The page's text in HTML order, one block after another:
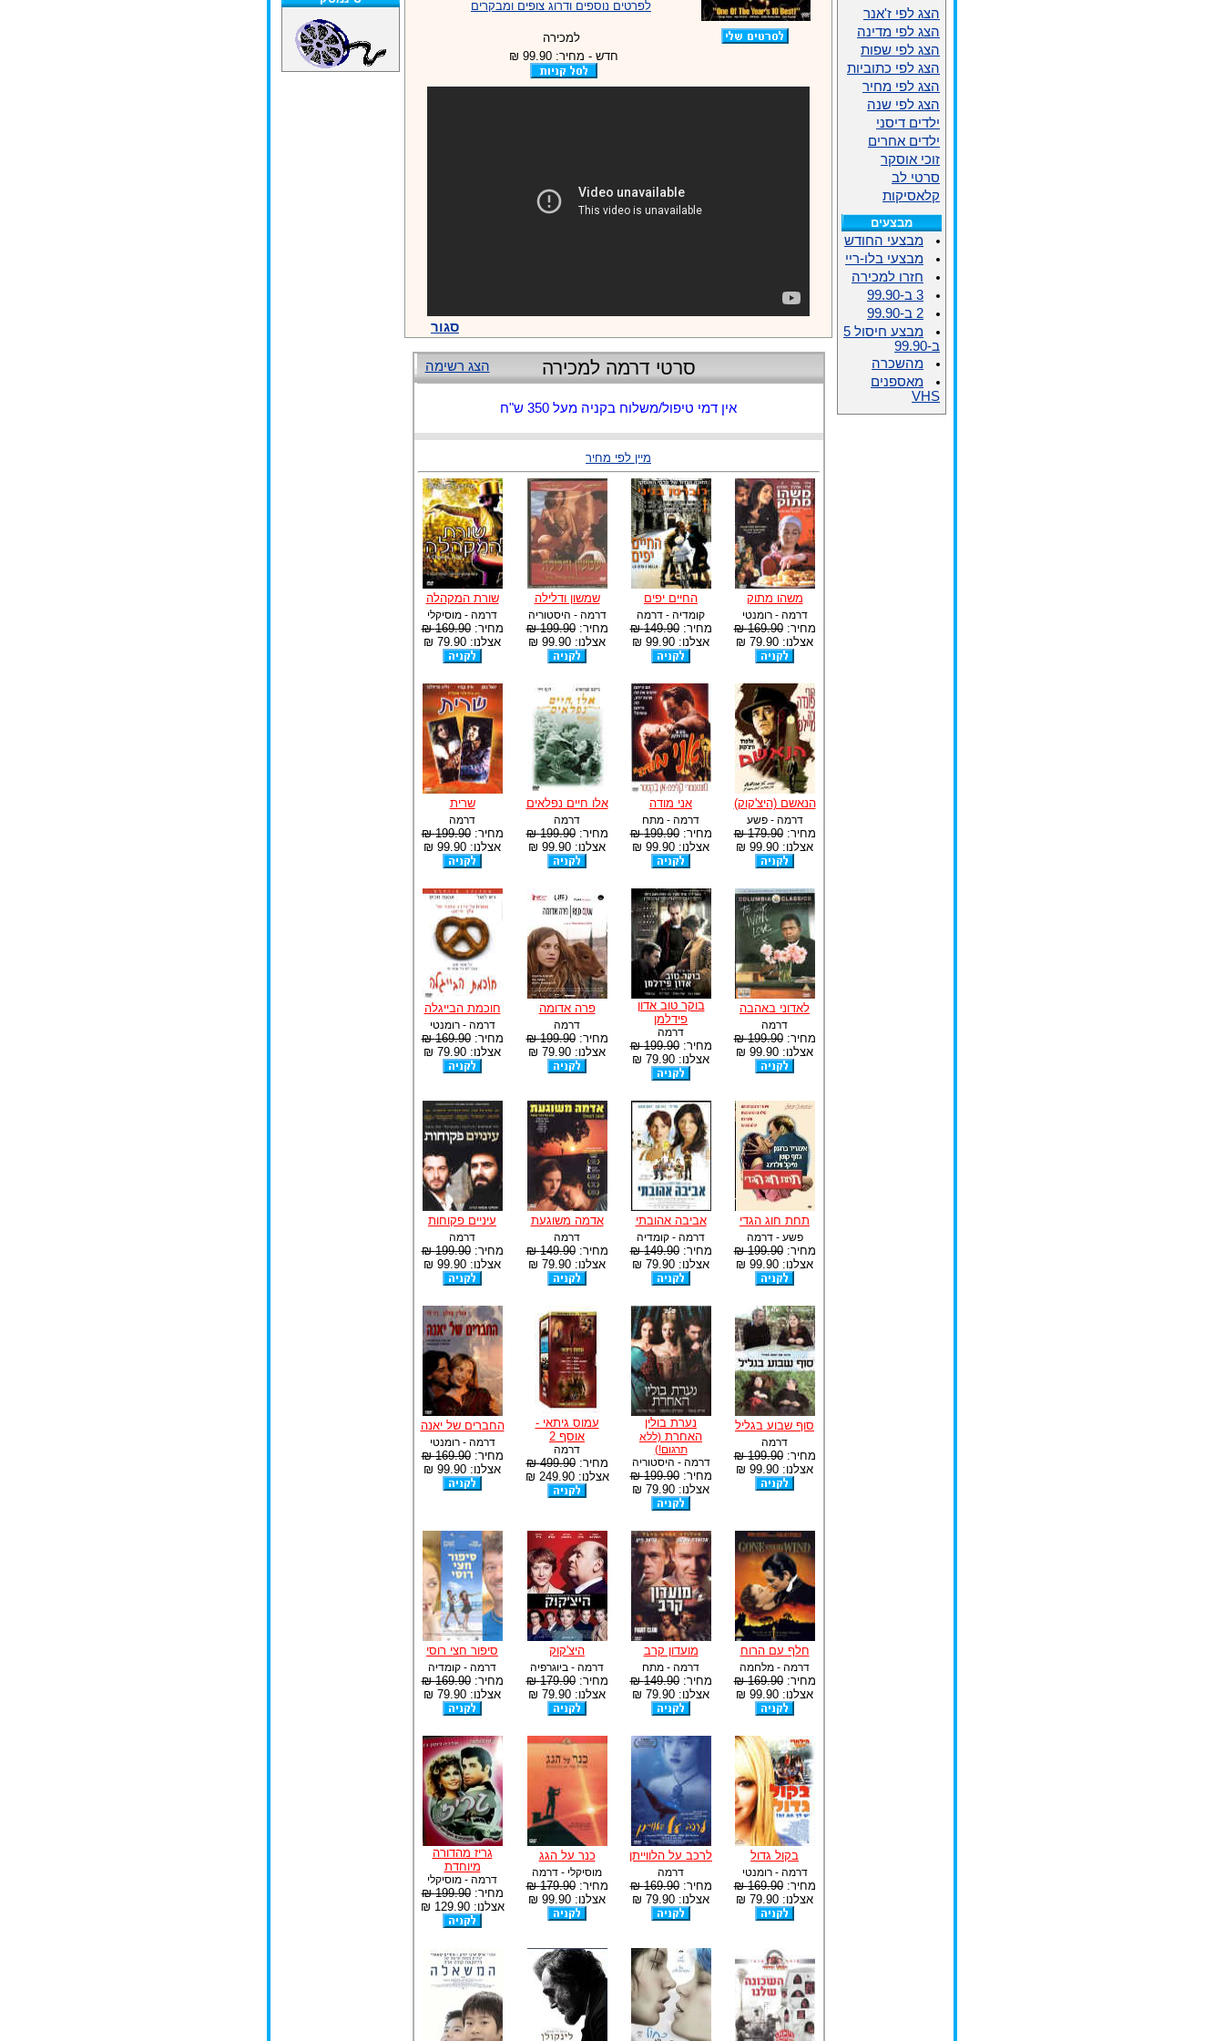
לפרטים נוספים ודרוג צופים ומבקרים
למכירה
חדש - מחיר: 99.90 ₪
סגור
הצג רשימה סרטי דרמה למכירה
אין דמי טיפול/משלוח בקניה מעל 350 ש"ח
מיין לפי מחיר
משהו מתוק
דרמה - רומנטי
מחיר:169.90 ₪
אצלנו: 79.90 ₪
החיים יפים
קומדיה - דרמה
מחיר:149.90 ₪
אצלנו: 99.90 ₪
שמשון ודלילה
דרמה - היסטוריה
מחיר:199.90 ₪
אצלנו: 99.90 ₪
שורת המקהלה
דרמה - מוסיקלי
מחיר:169.90 ₪
אצלנו: 79.90 ₪
הנאשם (היצ'קוק)
דרמה - פשע
מחיר:179.90 ₪
אצלנו: 99.90 ₪
אני מודה
דרמה - מתח
מחיר:199.90 ₪
אצלנו: 99.90 ₪
אלו חיים נפלאים
דרמה
מחיר:199.90 ₪
אצלנו: 99.90 ₪
שרית
דרמה
מחיר:199.90 ₪
אצלנו: 99.90 ₪
לאדוני באהבה
דרמה
מחיר:199.90 ₪
אצלנו: 99.90 ₪
בוקר טוב אדון
פידלמן
דרמה
מחיר:199.90 ₪
אצלנו: 79.90 ₪
פרה אדומה
דרמה
מחיר:199.90 ₪
אצלנו: 79.90 ₪
חוכמת הבייגלה
דרמה - רומנטי
מחיר:169.90 ₪
אצלנו: 79.90 ₪
תחת חוג הגדי
פשע - דרמה
מחיר:199.90 ₪
אצלנו: 99.90 ₪
אביבה אהובתי
דרמה - קומדיה
מחיר:149.90 ₪
אצלנו: 79.90 ₪
אדמה משוגעת
דרמה
מחיר:149.90 ₪
אצלנו: 79.90 ₪
עיניים פקוחות
דרמה
מחיר:199.90 ₪
אצלנו: 99.90 ₪
סוף שבוע בגליל
דרמה
מחיר:199.90 ₪
אצלנו: 99.90 ₪
נערת בולין
האחרת (ללא
תרגום!)
דרמה - היסטוריה
מחיר:199.90 ₪
אצלנו: 79.90 ₪
עמוס גיתאי -
אוסף 2
דרמה
מחיר:499.90 ₪
אצלנו: 249.90 ₪
החברים של יאנה
דרמה - רומנטי
מחיר:169.90 ₪
אצלנו: 99.90 ₪
חלף עם הרוח
דרמה - מלחמה
מחיר:169.90 ₪
אצלנו: 99.90 ₪
מועדון קרב
דרמה - מתח
מחיר:149.90 ₪
אצלנו: 79.90 ₪
היצ'קוק
דרמה - ביוגרפיה
מחיר:179.90 ₪
אצלנו: 79.90 ₪
סיפור חצי רוסי
דרמה - קומדיה
מחיר:169.90 ₪
אצלנו: 79.90 ₪
בקול גדול
דרמה - רומנטי
מחיר:169.90 ₪
אצלנו: 79.90 ₪
לרכב על הלווייתן
דרמה
מחיר:169.90 ₪
אצלנו: 79.90 ₪
כנר על הגג
מוסיקלי - דרמה
מחיר:179.90 ₪
אצלנו: 99.90 ₪
גריז מהדורה
מיוחדת
דרמה - מוסיקלי
מחיר:199.90 ₪
אצלנו: 129.90 ₪
הצג לפי ז'אנר
הצג לפי מדינה
הצג לפי שפות
הצג לפי כתוביות
הצג לפי מחיר
הצג לפי שנה
ילדים דיסני
ילדים אחרים
זוכי אוסקר
סרטי לב
קלאסיקות
מבצעים
מבצעי החודש
מבצעי בלו-ריי
חזרו למכירה
3 ב-99.90
2 ב-99.90
מבצע חיסול 5
ב-99.90
מהשכרה
מאספנים
VHS